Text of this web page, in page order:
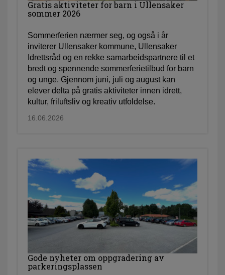
Gratis aktiviteter for barn i Ullensaker
sommer 2026
Sommerferien nærmer seg, og også i år
inviterer Ullensaker kommune, Ullensaker
Idrettsråd og en rekke samarbeidspartnere til et
bredt og spennende sommerferietilbud for barn
og unge. Gjennom juni, juli og august kan
elever delta på gratis aktiviteter innen idrett,
kultur, friluftsliv og kreativ utfoldelse.
16.06.2026
Gode nyheter om oppgradering av
parkeringsplassen